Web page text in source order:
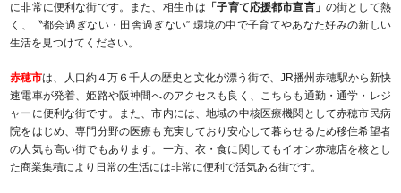
に非常に便利な街です。また、相生市は 「子育て応援都市宣言」 の街として熱
く、〝都会過ぎない・田舎過ぎない″ 環境の中で子育てやあなた好みの新しい
生活を見つけてください。
赤穂市は、人口約４万６千人の歴史と文化が漂う街で、JR播州赤穂駅から新快
速電車が発着、姫路や阪神間へのアクセスも良く、こちらも通勤・通学・レジ
ャーに便利な街です。また、市内には、地域の中核医療機関として赤穂市民病
院をはじめ、専門分野の医療も充実しており安心して暮らせるため移住希望者
の人気も高い街でもあります。一方、衣・食に関してもイオン赤穂店を核とし
た商業集積により日常の生活には非常に便利で活気ある街です。